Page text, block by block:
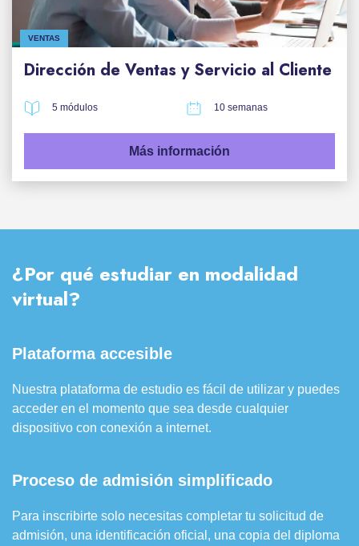
VENTAS
Dirección de Ventas y Servicio al Cliente
5 módulos 10 semanas
Más información
¿Por qué estudiar en modalidad
virtual?
Plataforma accesible
Nuestra plataforma de estudio es fácil de utilizar y puedes
acceder en el momento que sea desde cualquier
dispositivo con conexión a internet.
Proceso de admisión simplificado
Para inscribirte solo necesitas completar tu solicitud de
admisión, una identificación oficial, una copia del diploma